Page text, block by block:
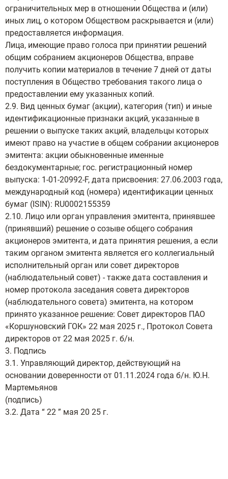
ограничительных мер в отношении Общества и (или)
иных лиц, о котором Обществом раскрывается и (или)
предоставляется информация.
Лица, имеющие право голоса при принятии решений
общим собранием акционеров Общества, вправе
получить копии материалов в течение 7 дней от даты
поступления в Общество требования такого лица о
предоставлении ему указанных копий.
2.9. Вид ценных бумаг (акции), категория (тип) и иные
идентификационные признаки акций, указанные в
решении о выпуске таких акций, владельцы которых
имеют право на участие в общем собрании акционеров
эмитента: акции обыкновенные именные
бездокументарные; гос. регистрационный номер
выпуска: 1-01-20992-F, дата присвоения: 27.06.2003 года,
международный код (номера) идентификации ценных
бумаг (ISIN): RU0002155359
2.10. Лицо или орган управления эмитента, принявшее
(принявший) решение о созыве общего собрания
акционеров эмитента, и дата принятия решения, а если
таким органом эмитента является его коллегиальный
исполнительный орган или совет директоров
(наблюдательный совет) - также дата составления и
номер протокола заседания совета директоров
(наблюдательного совета) эмитента, на котором
принято указанное решение: Совет директоров ПАО
«Коршуновский ГОК» 22 мая 2025 г., Протокол Совета
директоров от 22 мая 2025 г. б/н.
3. Подпись
3.1. Управляющий директор, действующий на
основании доверенности от 01.11.2024 года б/н. Ю.Н.
Мартемьянов
(подпись)
3.2. Дата “ 22 ” мая 20 25 г.